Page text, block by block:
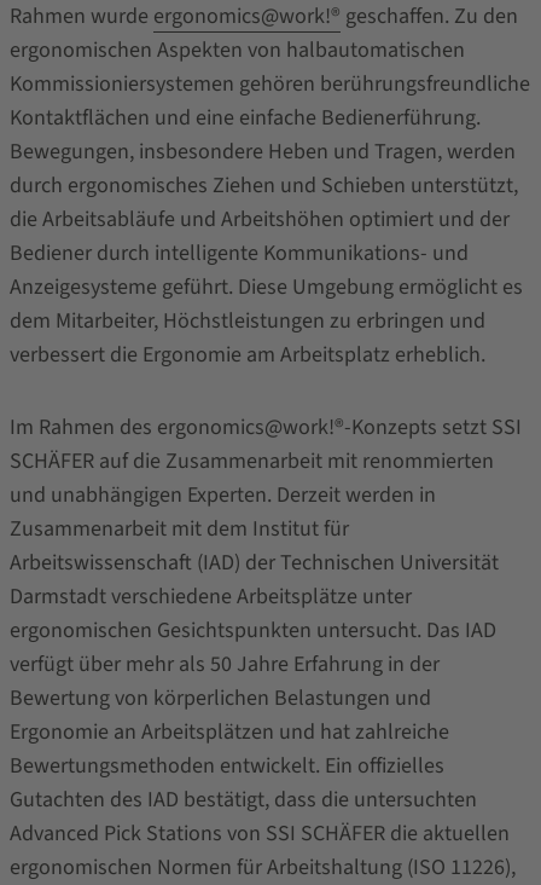
Rahmen wurde ergonomics@work!® geschaffen. Zu den
ergonomischen Aspekten von halbautomatischen
Kommissioniersystemen gehören berührungsfreundliche
Kontaktflächen und eine einfache Bedienerführung.
Bewegungen, insbesondere Heben und Tragen, werden
durch ergonomisches Ziehen und Schieben unterstützt,
die Arbeitsabläufe und Arbeitshöhen optimiert und der
Bediener durch intelligente Kommunikations- und
Anzeigesysteme geführt. Diese Umgebung ermöglicht es
dem Mitarbeiter, Höchstleistungen zu erbringen und
verbessert die Ergonomie am Arbeitsplatz erheblich.
Im Rahmen des ergonomics@work!®-Konzepts setzt SSI
SCHÄFER auf die Zusammenarbeit mit renommierten
und unabhängigen Experten. Derzeit werden in
Zusammenarbeit mit dem Institut für
Arbeitswissenschaft (IAD) der Technischen Universität
Darmstadt verschiedene Arbeitsplätze unter
ergonomischen Gesichtspunkten untersucht. Das IAD
verfügt über mehr als 50 Jahre Erfahrung in der
Bewertung von körperlichen Belastungen und
Ergonomie an Arbeitsplätzen und hat zahlreiche
Bewertungsmethoden entwickelt. Ein offizielles
Gutachten des IAD bestätigt, dass die untersuchten
Advanced Pick Stations von SSI SCHÄFER die aktuellen
ergonomischen Normen für Arbeitshaltung (ISO 11226),